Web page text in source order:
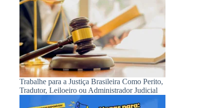
Trabalhe para a Justiça Brasileira Como Perito,
Tradutor, Leiloeiro ou Administrador Judicial